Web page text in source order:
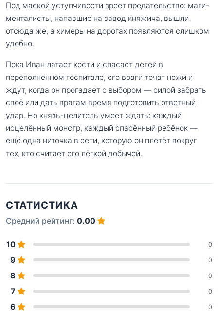
Под маской уступчивости зреет предательство: маги-
менталисты, напавшие на завод княжича, вышли
отсюда же, а химеры на дорогах появляются слишком
удобно.
Пока Иван латает кости и спасает детей в
переполненном госпитале, его враги точат ножи и
ждут, когда он прогадает с выбором — силой забрать
своё или дать врагам время подготовить ответный
удар. Но князь-целитель умеет ждать: каждый
исцелённый монстр, каждый спасённый ребёнок —
ещё одна ниточка в сети, которую он плетёт вокруг
тех, кто считает его лёгкой добычей.
СТАТИСТИКА
Средний рейтинг: 0.00
10 0
9 0
8 0
7 0
6 0